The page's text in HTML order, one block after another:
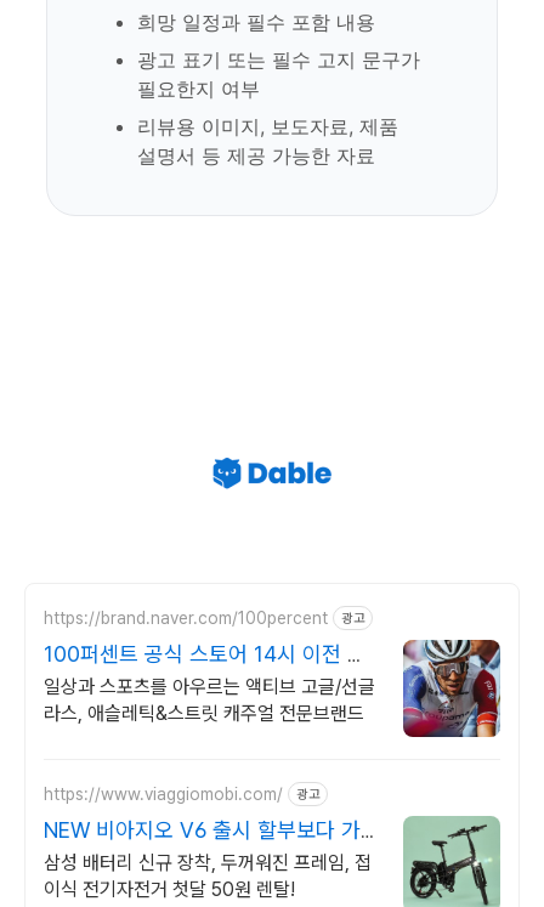
희망 일정과 필수 포함 내용
광고 표기 또는 필수 고지 문구가
필요한지 여부
리뷰용 이미지, 보도자료, 제품
설명서 등 제공 가능한 자료
https://brand.naver.com/100percent 광고
100퍼센트 공식 스토어 14시 이전 주
문 당일출고
일상과 스포츠를 아우르는 액티브 고글/선글
라스, 애슬레틱&스트릿 캐주얼 전문브랜드
https://www.viaggiomobi.com/ 광고
NEW 비아지오 V6 출시 할부보다 가
뿐하게 자전거마련
삼성 배터리 신규 장착, 두꺼워진 프레임, 접
이식 전기자전거 첫달 50원 렌탈!